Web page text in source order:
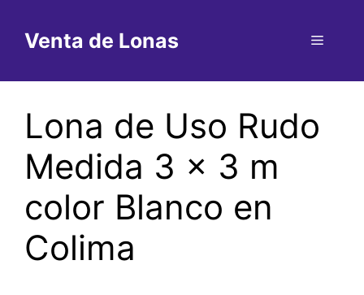
contenido
Venta de Lonas Menú
Lona de Uso Rudo
Medida 3 x 3 m
color Blanco en
Colima